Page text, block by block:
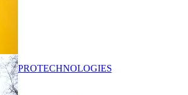
PROTECHNOLOGIES